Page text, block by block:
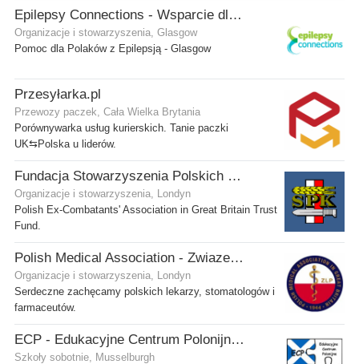
Epilepsy Connections - Wsparcie dla osób z epilepsją
Organizacje i stowarzyszenia, Glasgow
Pomoc dla Polaków z Epilepsją - Glasgow
Przesyłarka.pl
Przewozy paczek, Cała Wielka Brytania
Porównywarka usług kurierskich. Tanie paczki
UK⇆Polska u liderów.
Fundacja Stowarzyszenia Polskich Kombatantów w Wielkiej Brytanii
Organizacje i stowarzyszenia, Londyn
Polish Ex-Combatants' Association in Great Britain Trust
Fund.
Polish Medical Association - Zwiazek Lekarzy Polskich w Wielkiej Brytanii
Organizacje i stowarzyszenia, Londyn
Serdeczne zachęcamy polskich lekarzy, stomatologów i
farmaceutów.
ECP - Edukacyjne Centrum Polonijne SCIO - Musselburgh
Szkoły sobotnie, Musselburgh